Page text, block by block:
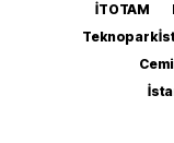
İTOTAM
Teknopark